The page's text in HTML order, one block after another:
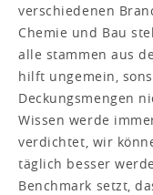
verschiedenen
Chemie und Bau
alle stammen aus
hilft ungemein,
Deckungsmengen
Wissen werde
verdichtet, wir
täglich besser
Benchmark setzt,